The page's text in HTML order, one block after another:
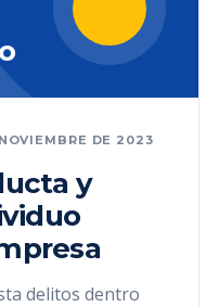
DE 2023
y
delitos dentro